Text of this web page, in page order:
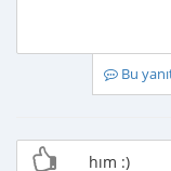
Bu
hım :)